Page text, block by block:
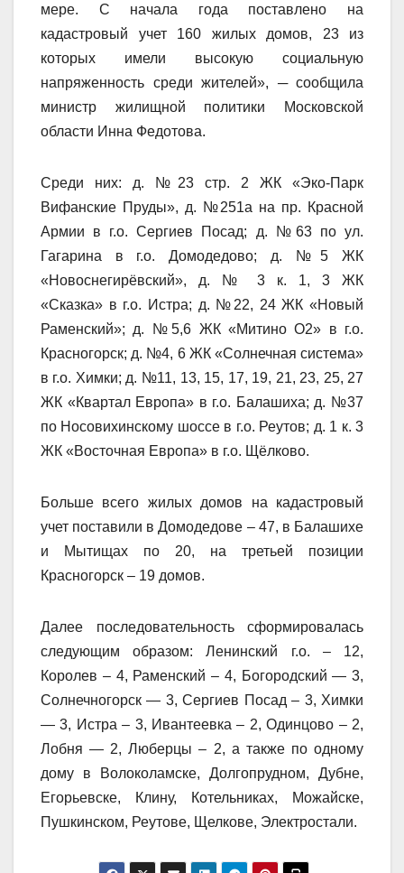
мере. С начала года поставлено на
кадастровый учет 160 жилых домов, 23 из
которых имели высокую социальную
напряженность среди жителей», ─ сообщила
министр жилищной политики Московской
области Инна Федотова.
Среди них: д. №23 стр. 2 ЖК «Эко-Парк
Вифанские Пруды», д. №251а на пр. Красной
Армии в г.о. Сергиев Посад; д. №63 по ул.
Гагарина в г.о. Домодедово; д. №5 ЖК
«Новоснегирёвский», д. № 3 к. 1, 3 ЖК
«Сказка» в г.о. Истра; д. №22, 24 ЖК «Новый
Раменский»; д. №5,6 ЖК «Митино О2» в г.о.
Красногорск; д. №4, 6 ЖК «Солнечная система»
в г.о. Химки; д. №11, 13, 15, 17, 19, 21, 23, 25, 27
ЖК «Квартал Европа» в г.о. Балашиха; д. №37
по Носовихинскому шоссе в г.о. Реутов; д. 1 к. 3
ЖК «Восточная Европа» в г.о. Щёлково.
Больше всего жилых домов на кадастровый
учет поставили в Домодедове – 47, в Балашихе
и Мытищах по 20, на третьей позиции
Красногорск – 19 домов.
Далее последовательность сформировалась
следующим образом: Ленинский г.о. – 12,
Королев – 4, Раменский – 4, Богородский — 3,
Солнечногорск — 3, Сергиев Посад – 3, Химки
— 3, Истра – 3, Ивантеевка – 2, Одинцово – 2,
Лобня — 2, Люберцы – 2, а также по одному
дому в Волоколамске, Долгопрудном, Дубне,
Егорьевске, Клину, Котельниках, Можайске,
Пушкинском, Реутове, Щелкове, Электростали.